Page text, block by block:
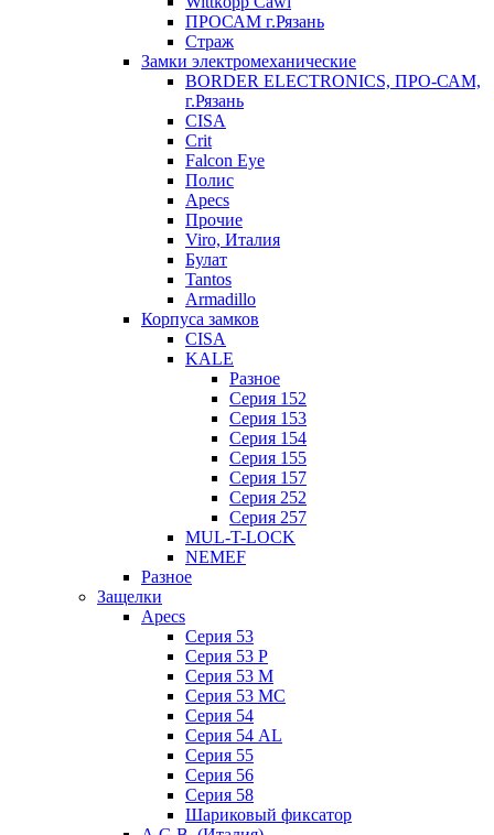
ПРОСАМ г.Рязань
Страж
Замки электромеханические
BORDER ELECTRONICS, ПРО-САМ,
г.Рязань
CISA
Crit
Falcon Eye
Полис
Apecs
Прочие
Viro, Италия
Булат
Tantos
Armadillo
Корпуса замков
CISA
KALE
Разное
Серия 152
Серия 153
Серия 154
Серия 155
Серия 157
Серия 252
Серия 257
MUL-T-LOCK
NEMEF
Разное
Защелки
Apecs
Серия 53
Серия 53 P
Серия 53 М
Серия 53 МC
Серия 54
Серия 54 AL
Серия 55
Серия 56
Серия 58
Шариковый фиксатор